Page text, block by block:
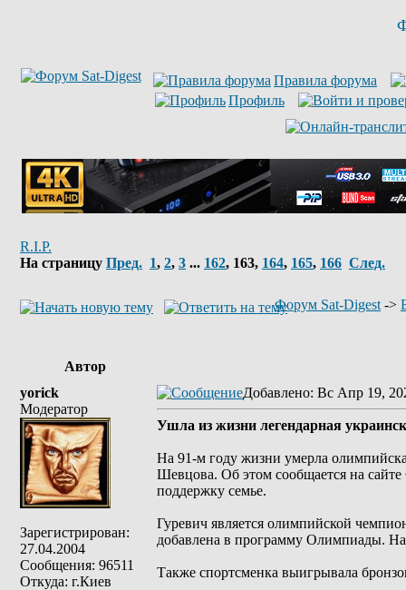
Правила форума
Профиль
R.I.P.
На страницу Пред. 1, 2, 3 ... 162, 163, 164, 165, 166 След.
Форум Sat-Digest ->
Автор
yorick
Модератор
Зарегистрирован:
27.04.2004
Сообщения: 96511
Откуда: г.Киев
Добавлено: Вс Апр 19,
Ушла из жизни легендарная
На 91-м году жизни умерла
Шевцова. Об этом сообщается на
поддержку семье.
Гуревич является олимпийской
добавлена в программу Олимпиады.
Также спортсменка выигрывала